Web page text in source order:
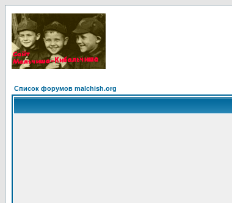
Список форумов malchish.org